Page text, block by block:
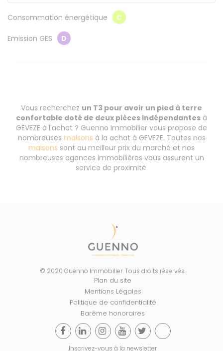
Consommation énergétique C
Emission GES D
Vous recherchez un T3 pour avoir un pied à terre
confortable doté de deux pièces indépendantes à
GEVEZE à l'achat ? Guenno Immobilier vous propose de
nombreuses maisons à la achat à GEVEZE. Toutes nos
maisons sont au meilleur prix du marché et nos
nombreuses agences immobilières vous assurent un
service de proximité.
© 2020 Guenno Immobilier. Tous droits réservés.
Plan du site
Mentions Légales
Politique de confidentialité
Barème honoraires
Inscrivez-vous à la newsletter